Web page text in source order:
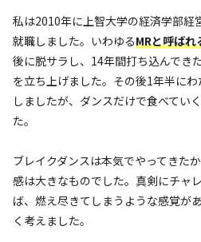
私は2010年に上智大学の経済学部経
就職しました。いわゆるMRと呼ば
後に脱サラし、14年間打ち込んでき
を立ち上げました。その後1年半に
しましたが、ダンスだけで食べてい
た。
ブレイクダンスは本気でやってきた
感は大きなものでした。真剣にチャ
ば、燃え尽きてしまうような感覚が
く考えました。